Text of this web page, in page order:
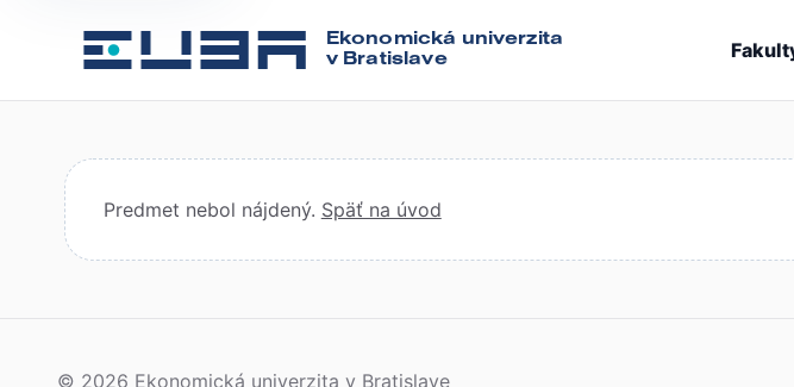
Ekonomická univerzita
v Bratislave
Predmet nebol nájdený. Späť na úvod
© 2026 Ekonomická univerzita v Bratislave